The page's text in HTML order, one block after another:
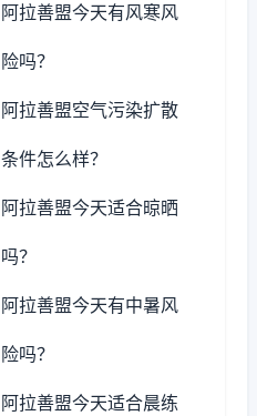
阿拉善盟今天有风寒风
险吗？
阿拉善盟空气污染扩散
条件怎么样？
阿拉善盟今天适合晾晒
吗？
阿拉善盟今天有中暑风
险吗？
阿拉善盟今天适合晨练